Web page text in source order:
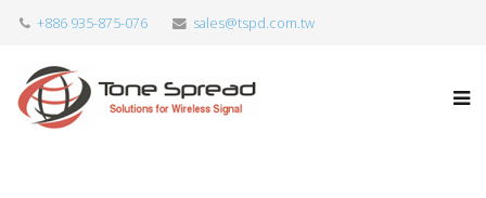
+886 935-875-076 sales@tspd.com.tw